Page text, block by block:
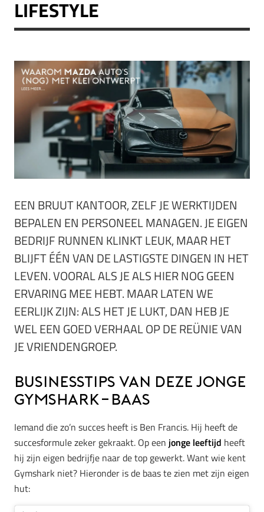
LIFESTYLE
EEN BRUUT KANTOOR, ZELF JE WERKTIJDEN
BEPALEN EN PERSONEEL MANAGEN. JE EIGEN
BEDRIJF RUNNEN KLINKT LEUK, MAAR HET
BLIJFT ÉÉN VAN DE LASTIGSTE DINGEN IN HET
LEVEN. VOORAL ALS JE ALS HIER NOG GEEN
ERVARING MEE HEBT. MAAR LATEN WE
EERLIJK ZIJN: ALS HET JE LUKT, DAN HEB JE
WEL EEN GOED VERHAAL OP DE REÜNIE VAN
JE VRIENDENGROEP.
Businesstips van deze jonge
Gymshark-baas
Iemand die zo’n succes heeft is Ben Francis. Hij heeft de
succesformule zeker gekraakt. Op een jonge leeftijd heeft
hij zijn eigen bedrijfje naar de top gewerkt. Want wie kent
Gymshark niet? Hieronder is de baas te zien met zijn eigen
hut: